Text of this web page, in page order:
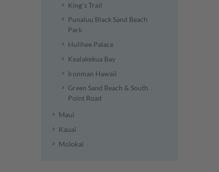
King`s Trail
Punaluu Black Sand Beach
Park
Hulihee Palace
Kealakekua Bay
Ironman Hawaii
Green Sand Beach & South
Point Road
Maui
Kauai
Molokai